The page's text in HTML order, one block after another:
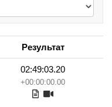
Результат
02:49:03.20
+00:00:00.00